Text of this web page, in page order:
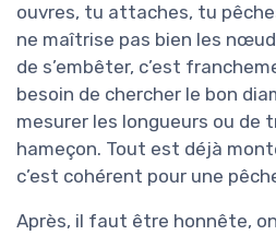
ouvres, tu attaches, tu
ne maîtrise pas bien les
de s’embêter, c’est
besoin de chercher le bon
mesurer les longueurs ou de
hameçon. Tout est déjà
c’est cohérent pour une
Après, il faut être honnête,